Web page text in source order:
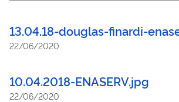
13.04.18-douglas-finardi-
22/06/2020
10.04.2018-ENASERV.jpg
22/06/2020